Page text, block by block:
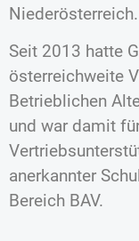
Niederösterreich.
Seit 2013 hatte
österreichweite
Betrieblichen
und war damit
anerkannter
Bereich BAV.